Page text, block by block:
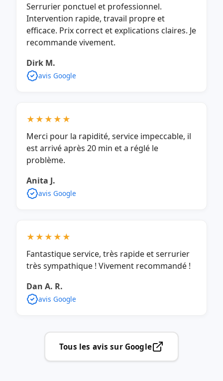
Serrurier ponctuel et professionnel.
Intervention rapide, travail propre et
efficace. Prix correct et explications claires. Je
recommande vivement.
Dirk M.
avis Google
★★★★★
Merci pour la rapidité, service impeccable, il
est arrivé après 20 min et a réglé le
problème.
Anita J.
avis Google
★★★★★
Fantastique service, très rapide et serrurier
très sympathique ! Vivement recommandé !
Dan A. R.
avis Google
Tous les avis sur Google